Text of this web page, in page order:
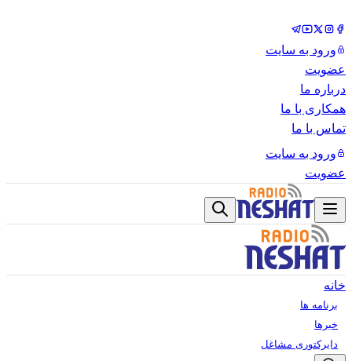
ورود به سایت
عضویت
درباره ما
همکاری با ما
تماس با ما
ورود به سایت
عضویت
خانه
برنامه ها
خبرها
دایرکتوری مشاغل